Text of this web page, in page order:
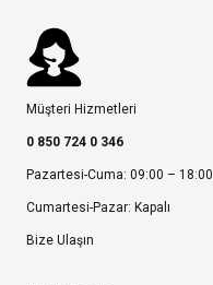
Müşteri Hizmetleri
0 850 724 0 346
Pazartesi-Cuma: 09:00 – 18:00
Cumartesi-Pazar: Kapalı
Bize Ulaşın